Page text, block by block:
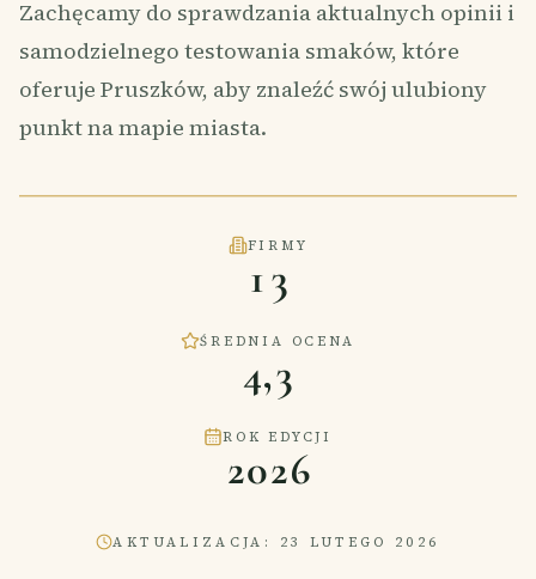
Zachęcamy do sprawdzania aktualnych opinii i
samodzielnego testowania smaków, które
oferuje Pruszków, aby znaleźć swój ulubiony
punkt na mapie miasta.
FIRMY
13
ŚREDNIA OCENA
4,3
ROK EDYCJI
2026
AKTUALIZACJA : 23 LUTEGO 2026